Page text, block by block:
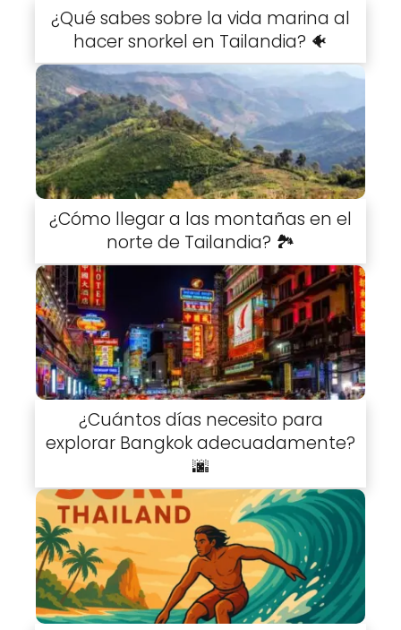
¿Qué sabes sobre la vida marina al
hacer snorkel en Tailandia? 🐠
¿Cómo llegar a las montañas en el
norte de Tailandia? 🏞️
¿Cuántos días necesito para
explorar Bangkok adecuadamente?
🌆